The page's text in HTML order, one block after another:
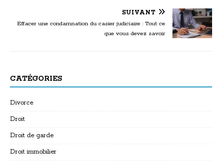
SUIVANT
Effacer une condamnation du casier judiciaire : Tout ce
que vous devez savoir
CATÉGORIES
Divorce
Droit
Droit de garde
Droit immobilier